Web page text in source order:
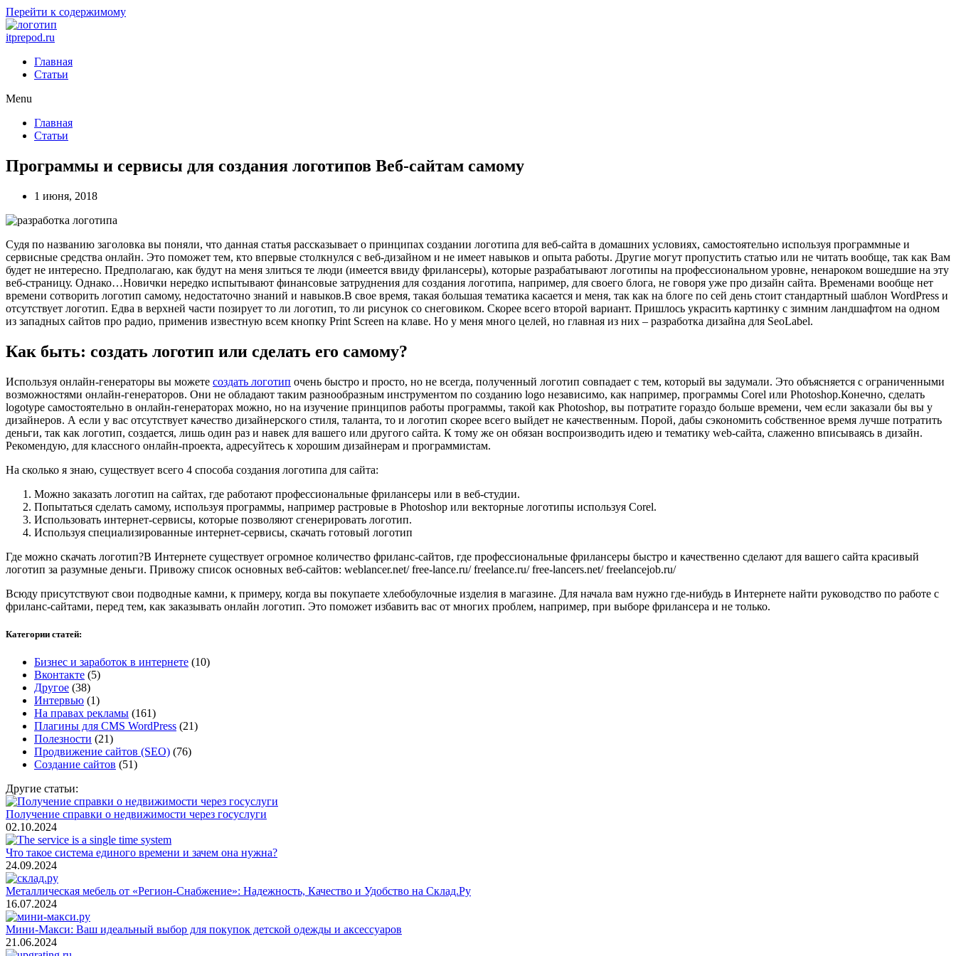
Перейти к содержимому
itprepod.ru
Главная
Статьи
Menu
Главная
Статьи
Программы и сервисы для создания логотипов Веб-сайтам самому
1 июня, 2018
Судя по названию заголовка вы поняли, что данная статья рассказывает о принципах создании логотипа для веб-сайта в домашних условиях, самостоятельно используя программные и
сервисные средства онлайн. Это поможет тем, кто впервые столкнулся с веб-дизайном и не имеет навыков и опыта работы. Другие могут пропустить статью или не читать вообще, так как Вам
будет не интересно. Предполагаю, как будут на меня злиться те люди (имеется ввиду фрилансеры), которые разрабатывают логотипы на профессиональном уровне, ненароком вошедшие на эту
веб-страницу. Однако…Новички нередко испытывают финансовые затруднения для создания логотипа, например, для своего блога, не говоря уже про дизайн сайта. Временами вообще нет
времени сотворить логотип самому, недостаточно знаний и навыков.В свое время, такая большая тематика касается и меня, так как на блоге по сей день стоит стандартный шаблон WordPress и
отсутствует логотип. Едва в верхней части позирует то ли логотип, то ли рисунок со снеговиком. Скорее всего второй вариант. Пришлось украсить картинку с зимним ландшафтом на одном
из западных сайтов про радио, применив известную всем кнопку Print Screen на клаве. Но у меня много целей, но главная из них – разработка дизайна для SeoLabel.
Как быть: создать логотип или сделать его самому?
Используя онлайн-генераторы вы можете создать логотип очень быстро и просто, но не всегда, полученный логотип совпадает с тем, который вы задумали. Это объясняется с ограниченными
возможностями онлайн-генераторов. Они не обладают таким разнообразным инструментом по созданию logo независимо, как например, программы Corel или Photoshop.Конечно, сделать
logotype самостоятельно в онлайн-генераторах можно, но на изучение принципов работы программы, такой как Photoshop, вы потратите гораздо больше времени, чем если заказали бы вы у
дизайнеров. А если у вас отсутствует качество дизайнерского стиля, таланта, то и логотип скорее всего выйдет не качественным. Порой, дабы сэкономить собственное время лучше потратить
деньги, так как логотип, создается, лишь один раз и навек для вашего или другого сайта. К тому же он обязан воспроизводить идею и тематику web-сайта, слаженно вписываясь в дизайн.
Рекомендую, для классного онлайн-проекта, адресуйтесь к хорошим дизайнерам и программистам.
На сколько я знаю, существует всего 4 способа создания логотипа для сайта:
Можно заказать логотип на сайтах, где работают профессиональные фрилансеры или в веб-студии.
Попытаться сделать самому, используя программы, например растровые в Photoshop или векторные логотипы используя Corel.
Использовать интернет-сервисы, которые позволяют сгенерировать логотип.
Используя специализированные интернет-сервисы, скачать готовый логотип
Где можно скачать логотип?В Интернете существует огромное количество фриланс-сайтов, где профессиональные фрилансеры быстро и качественно сделают для вашего сайта красивый
логотип за разумные деньги. Привожу список основных веб-сайтов: weblancer.net/ free-lance.ru/ freelance.ru/ free-lancers.net/ freelancejob.ru/
Всюду присутствуют свои подводные камни, к примеру, когда вы покупаете хлебобулочные изделия в магазине. Для начала вам нужно где-нибудь в Интернете найти руководство по работе с
фриланс-сайтами, перед тем, как заказывать онлайн логотип. Это поможет избавить вас от многих проблем, например, при выборе фрилансера и не только.
Категории статей:
Бизнес и заработок в интернете (10)
Вконтакте (5)
Другое (38)
Интервью (1)
На правах рекламы (161)
Плагины для CMS WordPress (21)
Полезности (21)
Продвижение сайтов (SEO) (76)
Создание сайтов (51)
Другие статьи:
Получение справки о недвижимости через госуслуги
02.10.2024
Что такое система единого времени и зачем она нужна?
24.09.2024
Металлическая мебель от «Регион-Снабжение»: Надежность, Качество и Удобство на Склад.Ру
16.07.2024
Мини-Макси: Ваш идеальный выбор для покупок детской одежды и аксессуаров
21.06.2024